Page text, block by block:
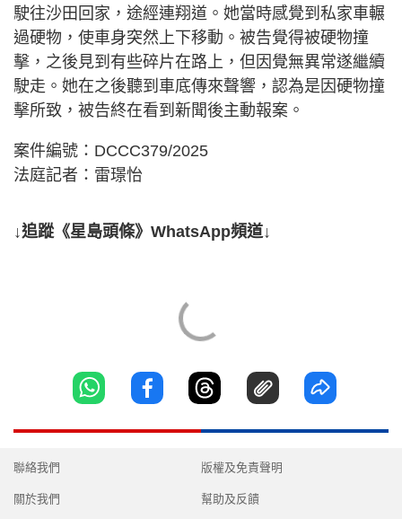
駛往沙田回家，途經連翔道。她當時感覺到私家車輾
過硬物，使車身突然上下移動。被告覺得被硬物撞
擊，之後見到有些碎片在路上，但因覺無異常遂繼續
駛走。她在之後聽到車底傳來聲響，認為是因硬物撞
擊所致，被告終在看到新聞後主動報案。
案件編號：DCCC379/2025
法庭記者：雷璟怡
↓追蹤《星島頭條》WhatsApp頻道↓
聯絡我們
關於我們
版權及免責聲明
幫助及反饋